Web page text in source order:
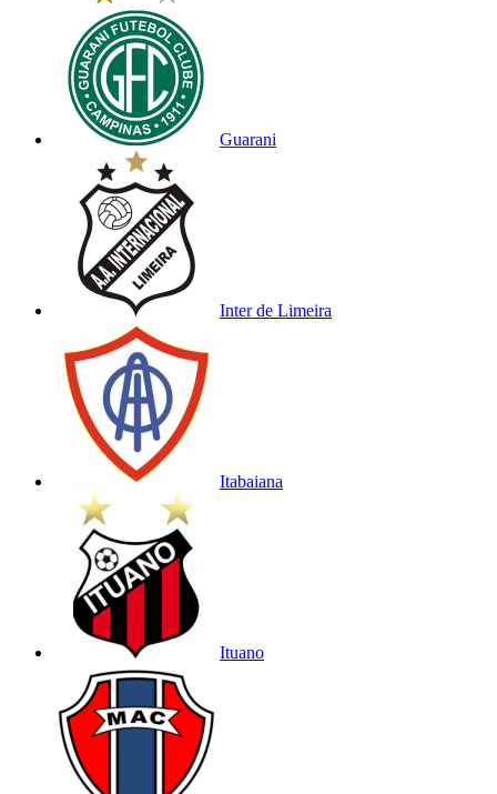
Guarani
Inter de Limeira
Itabaiana
Ituano